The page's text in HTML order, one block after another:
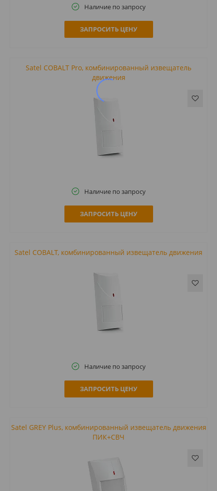
Наличие по запросу
ЗАПРОСИТЬ ЦЕНУ
Satel COBALT Pro, комбинированный извещатель
движения
Наличие по запросу
ЗАПРОСИТЬ ЦЕНУ
Satel COBALT, комбинированный извещатель движения
Наличие по запросу
ЗАПРОСИТЬ ЦЕНУ
Satel GREY Plus, комбинированный извещатель движения
ПИК+СВЧ